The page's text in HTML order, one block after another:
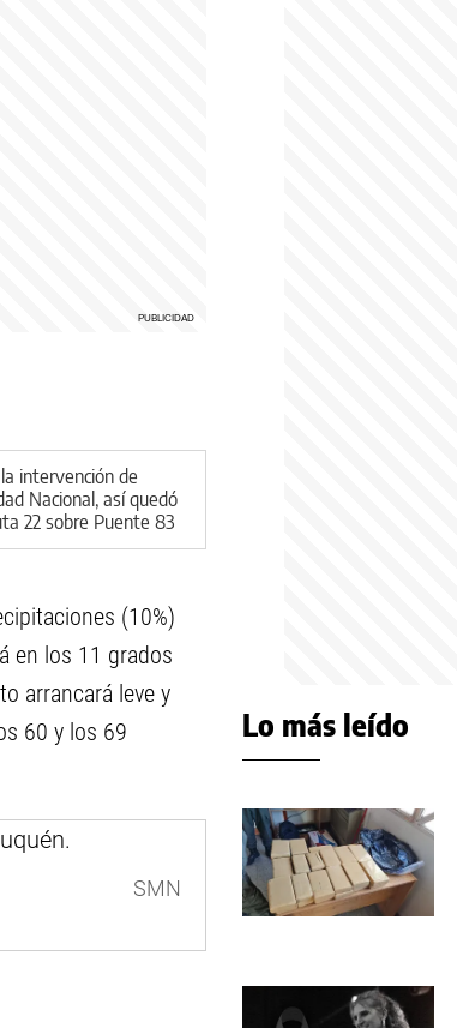
intervención de
Nacional, así quedó
22 sobre Puente 83
(10%)
en los 11 grados
arrancará leve y
60 y los 69
SMN
Lo más leído